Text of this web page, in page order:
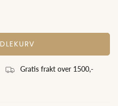
Gratis frakt over 1500,-